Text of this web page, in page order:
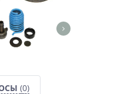
(0)